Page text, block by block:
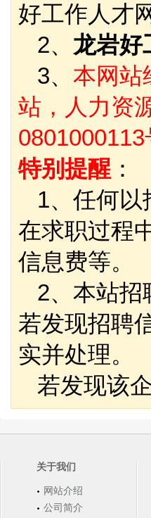
好工作人才
2、 龙岩好
3、 本网站
站，人力资
0801000113
特别提醒 ：
1、任何以
在求职过程
信息费等。
2、本站招
若发现招聘
实并处理。
若发现该
关于我们
网站介绍
公司简介